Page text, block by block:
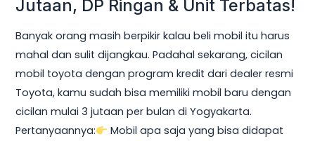
Jutaan, DP Ringan & Unit Terbatas!
Banyak orang masih berpikir kalau beli mobil itu harus
mahal dan sulit dijangkau. Padahal sekarang, cicilan
mobil toyota dengan program kredit dari dealer resmi
Toyota, kamu sudah bisa memiliki mobil baru dengan
cicilan mulai 3 jutaan per bulan di Yogyakarta.
Pertanyaannya:
Mobil apa saja yang bisa didapat
2026:
Cicilan
mobil
toyota
Mulai
3